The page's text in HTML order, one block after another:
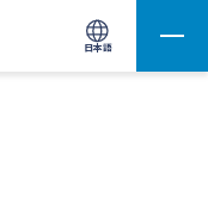
日本語
サイト内検索(Enterで実行)